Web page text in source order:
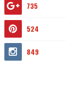
735
524
849